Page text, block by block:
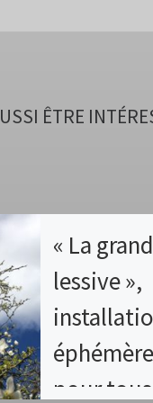
ÊTRE
« La
lessive »,
pour tous